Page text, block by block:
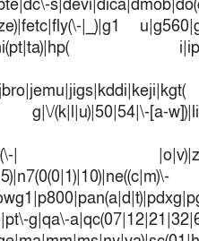
|_)|g1
|hi(pt|ta)|hp(
[a-
|
g|qa\-